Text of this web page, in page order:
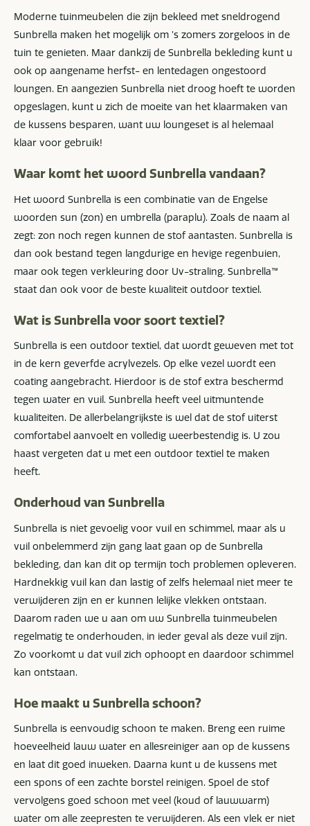
Moderne tuinmeubelen die zijn bekleed met sneldrogend
Sunbrella maken het mogelijk om ’s zomers zorgeloos in de
tuin te genieten. Maar dankzij de Sunbrella bekleding kunt u
ook op aangename herfst- en lentedagen ongestoord
loungen. En aangezien Sunbrella niet droog hoeft te worden
opgeslagen, kunt u zich de moeite van het klaarmaken van
de kussens besparen, want uw loungeset is al helemaal
klaar voor gebruik!
Waar komt het woord Sunbrella vandaan?
Het woord Sunbrella is een combinatie van de Engelse
woorden sun (zon) en umbrella (paraplu). Zoals de naam al
zegt: zon noch regen kunnen de stof aantasten. Sunbrella is
dan ook bestand tegen langdurige en hevige regenbuien,
maar ook tegen verkleuring door Uv-straling. Sunbrella™
staat dan ook voor de beste kwaliteit outdoor textiel.
Wat is Sunbrella voor soort textiel?
Sunbrella is een outdoor textiel, dat wordt geweven met tot
in de kern geverfde acrylvezels. Op elke vezel wordt een
coating aangebracht. Hierdoor is de stof extra beschermd
tegen water en vuil. Sunbrella heeft veel uitmuntende
kwaliteiten. De allerbelangrijkste is wel dat de stof uiterst
comfortabel aanvoelt en volledig weerbestendig is. U zou
haast vergeten dat u met een outdoor textiel te maken
heeft.
Onderhoud van Sunbrella
Sunbrella is niet gevoelig voor vuil en schimmel, maar als u
vuil onbelemmerd zijn gang laat gaan op de Sunbrella
bekleding, dan kan dit op termijn toch problemen opleveren.
Hardnekkig vuil kan dan lastig of zelfs helemaal niet meer te
verwijderen zijn en er kunnen lelijke vlekken ontstaan.
Daarom raden we u aan om uw Sunbrella tuinmeubelen
regelmatig te onderhouden, in ieder geval als deze vuil zijn.
Zo voorkomt u dat vuil zich ophoopt en daardoor schimmel
kan ontstaan.
Hoe maakt u Sunbrella schoon?
Sunbrella is eenvoudig schoon te maken. Breng een ruime
hoeveelheid lauw water en allesreiniger aan op de kussens
en laat dit goed inweken. Daarna kunt u de kussens met
een spons of een zachte borstel reinigen. Spoel de stof
vervolgens goed schoon met veel (koud of lauwwarm)
water om alle zeepresten te verwijderen. Als een vlek er niet